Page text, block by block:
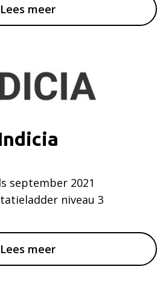
Lees meer
september 2021
niveau 3
Lees meer